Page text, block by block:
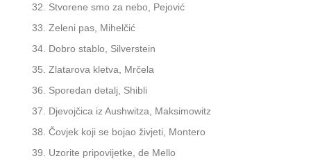
Stvorene smo za nebo, Pejović
Zeleni pas, Mihelčić
Dobro stablo, Silverstein
Zlatarova kletva, Mrčela
Sporedan detalj, Shibli
Djevojčica iz Aushwitza, Maksimowitz
Čovjek koji se bojao živjeti, Montero
Uzorite pripovijetke, de Mello